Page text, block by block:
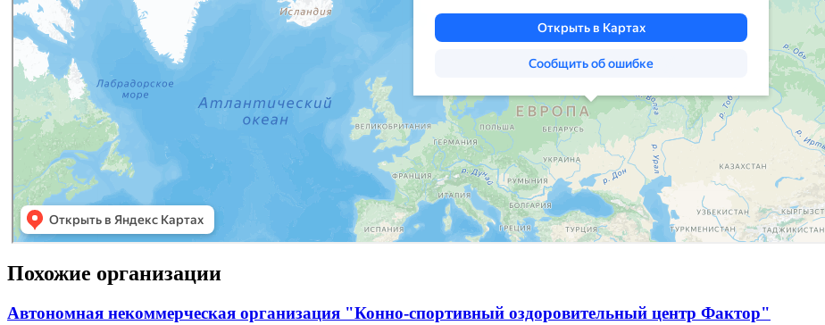
Похожие организации
Автономная некоммерческая организация "Конно-спортивный оздоровительный центр Фактор"